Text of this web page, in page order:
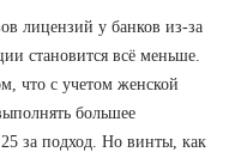
лицензий у банков из-за
становится всё меньше.
что с учетом женской
большее
за подход. Но винты, как